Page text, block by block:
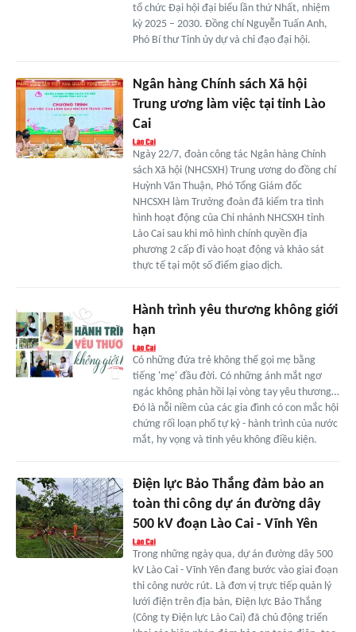
tổ chức Đại hội đại biểu lần thứ Nhất, nhiệm
kỳ 2025 – 2030. Đồng chí Nguyễn Tuấn Anh,
Phó Bí thư Tỉnh ủy dự và chỉ đạo đại hội.
Ngân hàng Chính sách Xã hội
Trung ương làm việc tại tỉnh Lào
Cai
Ngày 22/7, đoàn công tác Ngân hàng Chính
sách Xã hội (NHCSXH) Trung ương do đồng chí
Huỳnh Văn Thuận, Phó Tổng Giám đốc
NHCSXH làm Trưởng đoàn đã kiểm tra tình
hình hoạt động của Chi nhánh NHCSXH tỉnh
Lào Cai sau khi mô hình chính quyền địa
phương 2 cấp đi vào hoạt động và khảo sát
thực tế tại một số điểm giao dịch.
Hành trình yêu thương không giới
hạn
Có những đứa trẻ không thể gọi mẹ bằng
tiếng 'mẹ' đầu đời. Có những ánh mắt ngơ
ngác không phản hồi lại vòng tay yêu thương…
Đó là nỗi niềm của các gia đình có con mắc hội
chứng rối loạn phổ tự kỷ - hành trình của nước
mắt, hy vọng và tình yêu không điều kiện.
Điện lực Bảo Thắng đảm bảo an
toàn thi công dự án đường dây
500 kV đoạn Lào Cai - Vĩnh Yên
Trong những ngày qua, dự án đường dây 500
kV Lào Cai - Vĩnh Yên đang bước vào giai đoạn
thi công nước rút. Là đơn vị trực tiếp quản lý
lưới điện trên địa bàn, Điện lực Bảo Thắng
(Công ty Điện lực Lào Cai) đã chủ động triển